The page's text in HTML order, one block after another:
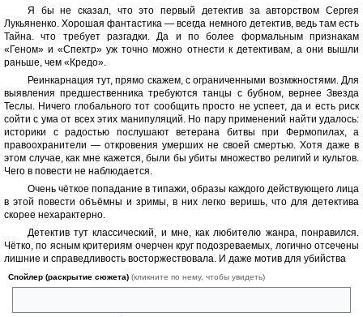
Я бы не сказал, что это первый детектив за авторством Сергея
Лукьяненко. Хорошая фантастика — всегда немного детектив, ведь там есть
Тайна. что требует разгадки. Да и по более формальным признакам
«Геном» и «Спектр» уж точно можно отнести к детективам, а они вышли
раньше, чем «Кредо».
Реинкарнация тут, прямо скажем, с ограниченными возмжностями. Для
выявления предшественника требуются танцы с бубном, вернее Звезда
Теслы. Ничего глобального тот сообщить просто не успеет, да и есть риск
сойти с ума от всех этих манипуляций. Но пару применений найти удалось:
историки с радостью послушают ветерана битвы при Фермопилах, а
правоохранители — откровения умерших не своей смертью. Хотя даже в
этом случае, как мне кажется, были бы убиты множество религий и культов.
Чего в повести не наблюдается.
Очень чёткое попадание в типажи, образы каждого действующего лица
в этой повести объёмны и зримы, в них легко веришь, что для детектива
скорее нехарактерно.
Детектив тут классический, и мне, как любителю жанра, понравился.
Чётко, по ясным критериям очерчен круг подозреваемых, логично отсечены
лишние и справедливость восторжествовала. И даже мотив для убийства
Спойлер (раскрытие сюжета) (кликните по нему, чтобы увидеть)